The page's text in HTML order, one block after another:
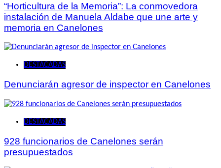
“Horticultura de la Memoria”: La conmovedora
instalación de Manuela Aldabe que une arte y
memoria en Canelones
DESTACADAS
Denunciarán agresor de inspector en Canelones
DESTACADAS
928 funcionarios de Canelones serán
presupuestados